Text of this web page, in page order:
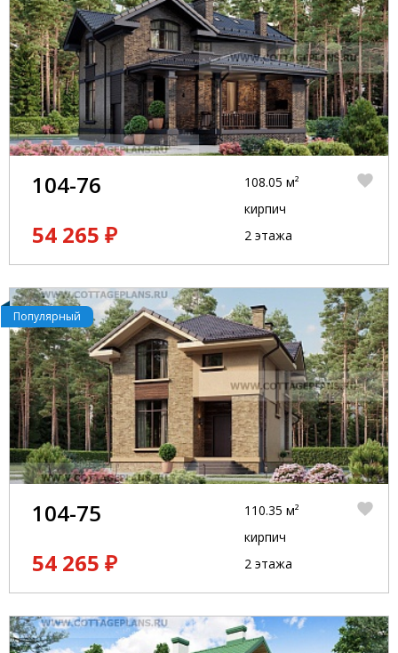
104-76
54 265 ₽
108.05 м²
кирпич
2 этажа
Популярный
104-75
54 265 ₽
110.35 м²
кирпич
2 этажа